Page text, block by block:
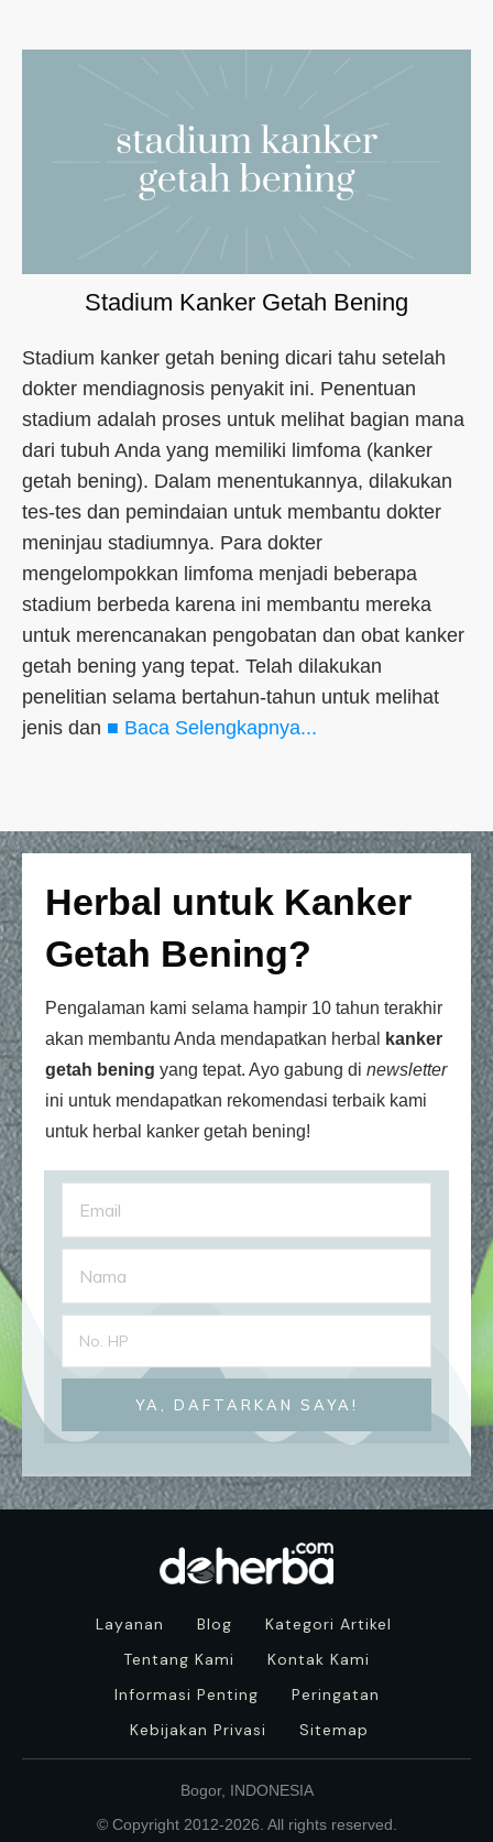
Stadium Kanker Getah Bening
Stadium kanker getah bening dicari tahu setelah
dokter mendiagnosis penyakit ini. Penentuan
stadium adalah proses untuk melihat bagian mana
dari tubuh Anda yang memiliki limfoma (kanker
getah bening). Dalam menentukannya, dilakukan
tes-tes dan pemindaian untuk membantu dokter
meninjau stadiumnya. Para dokter
mengelompokkan limfoma menjadi beberapa
stadium berbeda karena ini membantu mereka
untuk merencanakan pengobatan dan obat kanker
getah bening yang tepat. Telah dilakukan
penelitian selama bertahun-tahun untuk melihat
jenis dan ■ Baca Selengkapnya...
Herbal untuk Kanker
Getah Bening?
Pengalaman kami selama hampir 10 tahun terakhir
akan membantu Anda mendapatkan herbal
kanker
getah bening yang tepat. Ayo gabung di newsletter
ini untuk mendapatkan rekomendasi terbaik kami
untuk herbal kanker getah bening!
YA, DAFTARKAN SAYA!
Layanan Blog
Kategori Artikel
Tentang Kami
Kontak Kami
Informasi Penting
Peringatan
Kebijakan Privasi
Sitemap
Bogor, INDONESIA
© Copyright 2012-2026 . All rights reserved.